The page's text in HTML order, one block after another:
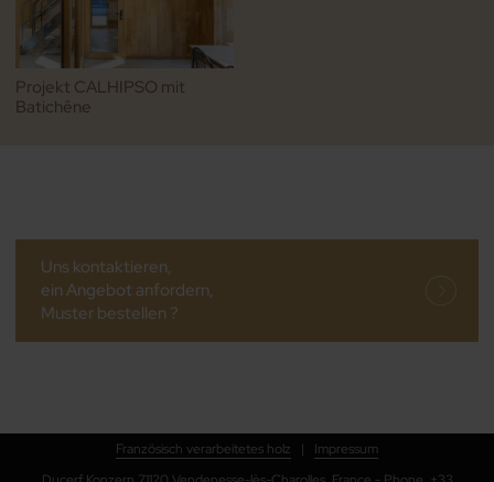
Projekt CALHIPSO mit
Batichêne
Uns kontaktieren,
ein Angebot anfordern,
Muster bestellen ?
Französisch verarbeitetes holz |
Impressum